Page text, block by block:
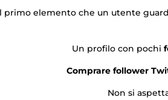
primo elemento che un utente
Un profilo con pochi
Comprare follower
Non si